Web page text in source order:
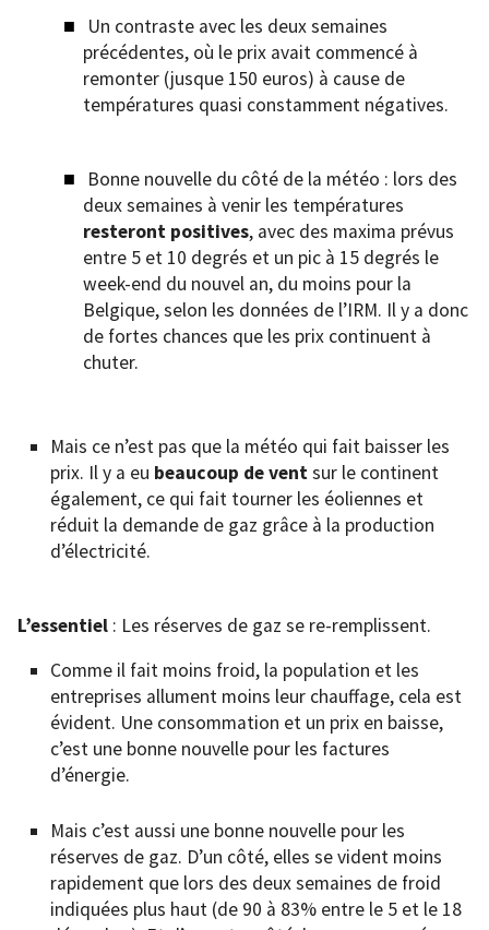
Un contraste avec les deux semaines
précédentes, où le prix avait commencé à
remonter (jusque 150 euros) à cause de
températures quasi constamment négatives.
Bonne nouvelle du côté de la météo : lors des
deux semaines à venir les températures
resteront positives, avec des maxima prévus
entre 5 et 10 degrés et un pic à 15 degrés le
week-end du nouvel an, du moins pour la
Belgique, selon les données de l’IRM. Il y a donc
de fortes chances que les prix continuent à
chuter.
Mais ce n’est pas que la météo qui fait baisser les
prix. Il y a eu beaucoup de ventsur le continent
également, ce qui fait tourner les éoliennes et
réduit la demande de gaz grâce à la production
d’électricité.
L’essentiel : Les réserves de gaz se re-remplissent.
Comme il fait moins froid, la population et les
entreprises allument moins leur chauffage, cela est
évident. Une consommation et un prix en baisse,
c’est une bonne nouvelle pour les factures
d’énergie.
Mais c’est aussi une bonne nouvelle pour les
réserves de gaz. D’un côté, elles se vident moins
rapidement que lors des deux semaines de froid
indiquées plus haut (de 90 à 83% entre le 5 et le 18